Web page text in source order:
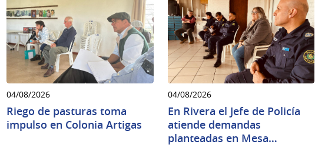
04/08/2026
Riego de pasturas toma
impulso en Colonia Artigas
04/08/2026
En Rivera el Jefe de Policía
atiende demandas
planteadas en Mesa…